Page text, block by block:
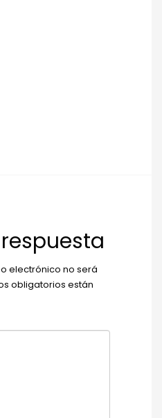
electrónico no será
obligatorios están